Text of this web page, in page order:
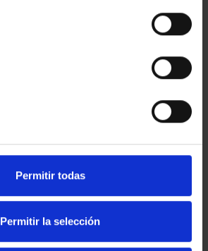
Permitir todas
Permitir la selección
EUROSET 2023